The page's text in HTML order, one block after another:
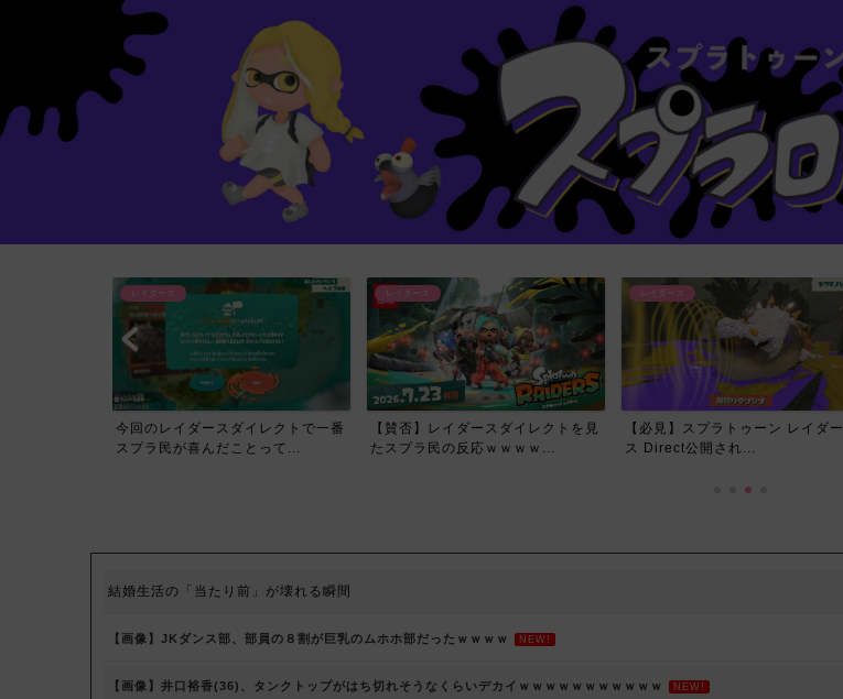
レイダース
【賛否】レイダースダイレクトを見
たスプラ民の反応ｗｗｗｗ...
レイダース
【必見】スプラトゥーン レイダー
ス Direct公開され...
【悲報】コウチャンネルさん、17
歳女の子に対し局部の写真...
結婚生活の「当たり前」が壊れる瞬間
【画像】JKダンス部、部員の８割が巨乳のムホホ部だったｗｗｗｗ NEW!
【画像】井口裕香(36)、タンクトップがはち切れそうなくらいデカイｗｗｗｗｗｗｗｗｗｗｗ NEW!